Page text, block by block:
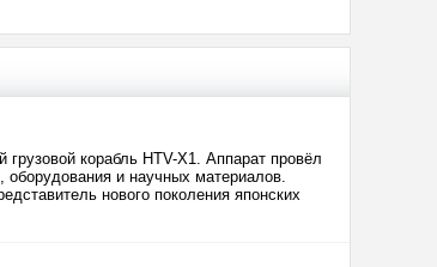
корабль HTV-X1. Аппарат провёл
оборудования и научных материалов.
нового поколения японских